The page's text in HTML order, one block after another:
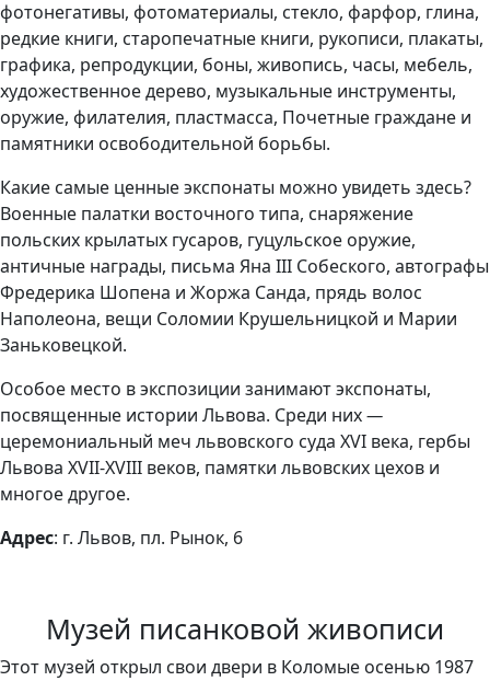
фотонегативы, фотоматериалы, стекло, фарфор, глина,
редкие книги, старопечатные книги, рукописи, плакаты,
графика, репродукции, боны, живопись, часы, мебель,
художественное дерево, музыкальные инструменты,
оружие, филателия, пластмасса, Почетные граждане и
памятники освободительной борьбы.
Какие самые ценные экспонаты можно увидеть здесь?
Военные палатки восточного типа, снаряжение
польских крылатых гусаров, гуцульское оружие,
античные награды, письма Яна III Собеского, автографы
Фредерика Шопена и Жоржа Санда, прядь волос
Наполеона, вещи Соломии Крушельницкой и Марии
Заньковецкой.
Особое место в экспозиции занимают экспонаты,
посвященные истории Львова. Среди них—
церемониальный меч львовского суда XVI века, гербы
Львова XVII-XVIII веков, памятки львовских цехов и
многое другое.
Адрес: г. Львов, пл. Рынок, 6
Музей писанковой живописи
Этот музей открыл свои двери в Коломые осенью 1987